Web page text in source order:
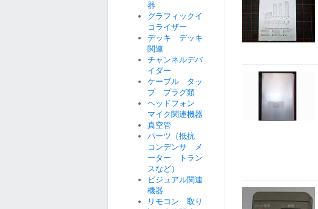
器
グラフィックイ
コライザー
デッキ デッキ
関連
チャンネルデバ
イダー
ケーブル タッ
プ プラグ類
ヘッドフォン
マイク関連機器
真空管
パーツ（抵抗
コンデンサ メ
ーター トラン
スなど）
ビジュアル関連
機器
リモコン 取り